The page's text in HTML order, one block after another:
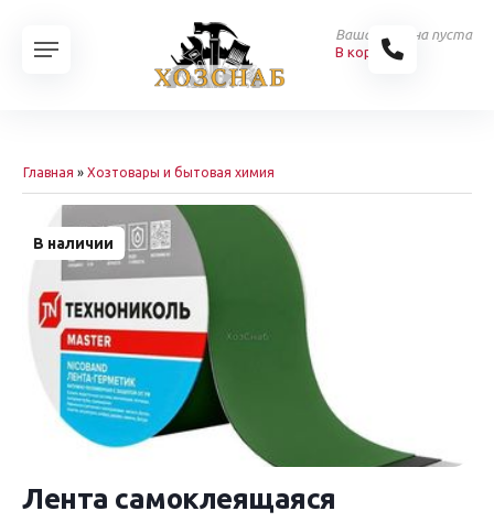
Ваша корзина пуста
В корзину
Главная » Хозтовары и бытовая химия
В наличии
Лента самоклеящаяся